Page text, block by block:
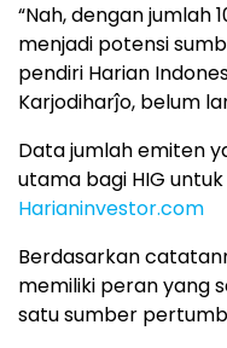
“Nah, dengan jumlah
menjadi potensi
pendiri Harian
Karjodiharĵo, belum
Data jumlah emiten
utama bagi HIG
Harianinvestor.com
Berdasarkan
memiliki peran yang
satu sumber